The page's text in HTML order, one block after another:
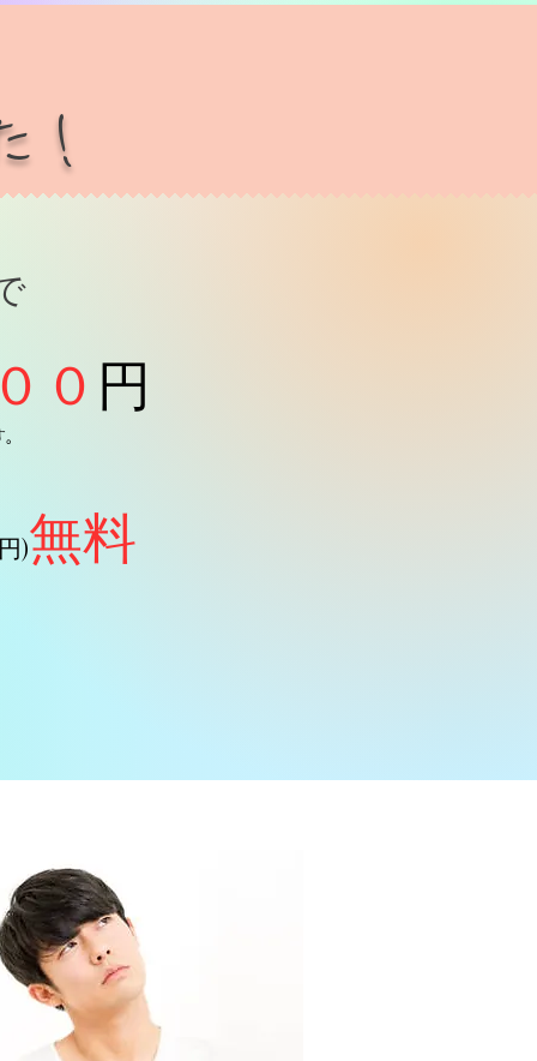
！
０ 円
)無料